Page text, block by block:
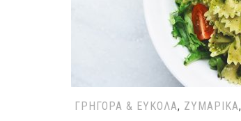
ΓΡΉΓΟΡΑ & ΕΎΚΟΛΑ, ΖΥΜΑΡΙΚΆ,